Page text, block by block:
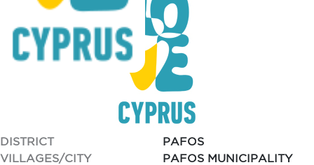
DISTRICT
PAFOS
VILLAGES/CITY
PAFOS MUNICIPALITY